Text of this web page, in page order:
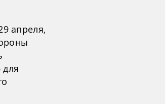
апреля,
для